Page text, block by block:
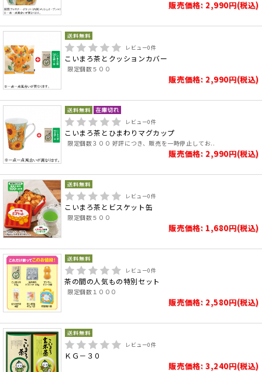
販売価格: 2,990円(税込)
レビュー0件
こいまろ茶とクッションカバー
限定個数５００
販売価格: 2,990円(税込)
レビュー0件
こいまろ茶とひまわりマグカップ
限定個数３００ 好評につき、販売を一時停止してお..
販売価格: 2,990円(税込)
レビュー0件
こいまろ茶とビスケット缶
限定個数５００
販売価格: 1,680円(税込)
レビュー0件
茶の間の人気もの特別セット
限定個数１０００
販売価格: 2,580円(税込)
レビュー0件
ＫＧ－３０
販売価格: 3,240円(税込)